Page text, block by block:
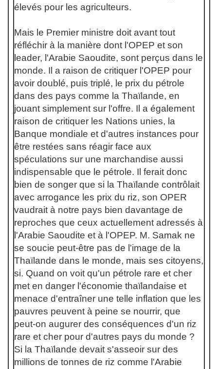
élevés pour les agriculteurs.
Mais le Premier ministre doit avant tout
réfléchir à la manière dont l'OPEP et son
leader, l'Arabie Saoudite, sont perçus dans le
monde. Il a raison de critiquer l'OPEP pour
avoir doublé, puis triplé, le prix du pétrole
dans des pays comme la Thaïlande, en
jouant simplement sur l'offre. Il a également
raison de critiquer les Nations unies, la
Banque mondiale et d'autres instances pour
être restées sans réagir face aux
spéculations sur une marchandise aussi
indispensable que le pétrole. Il ferait donc
bien de songer que si la Thaïlande contrôlait
avec arrogance les prix du riz, son OPER
vaudrait à notre pays bien davantage de
reproches que ceux actuellement adressés à
l'Arabie Saoudite et à l'OPEP. M. Samak ne
se soucie peut-être pas de l'image de la
Thaïlande dans le monde, mais ses citoyens,
si. Quand on voit qu'un pétrole rare et cher
met en danger l'économie thaïlandaise et
menace d'entraîner une telle inflation que les
pauvres peuvent à peine se nourrir, que
peut-on augurer des conséquences d'un riz
rare et cher pour d'autres pays du monde ?
Si la Thaïlande devait s'asseoir sur des
millions de tonnes de riz comme l'Arabie